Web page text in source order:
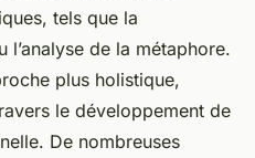
tels que la
de la métaphore.
plus holistique,
le développement de
De nombreuses